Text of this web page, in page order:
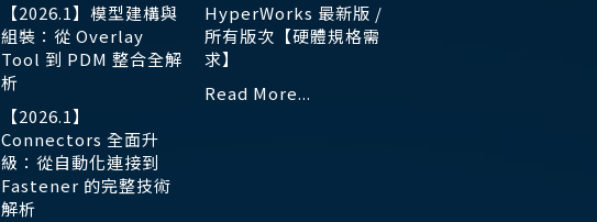
【2026.1】模型建構與
組裝：從 Overlay
Tool 到 PDM 整合全解
析
【2026.1】
Connectors 全面升
級：從自動化連接到
Fastener 的完整技術
解析
HyperWorks 最新版 /
所有版次【硬體規格需
求】
Read More...